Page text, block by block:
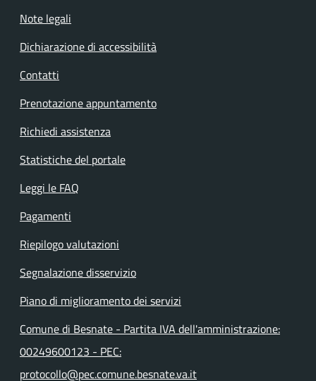
Note legali
Dichiarazione di accessibilità
Contatti
Prenotazione appuntamento
Richiedi assistenza
Statistiche del portale
Leggi le FAQ
Pagamenti
Riepilogo valutazioni
Segnalazione disservizio
Piano di miglioramento dei servizi
Comune di Besnate - Partita IVA dell'amministrazione:
00249600123 - PEC:
protocollo@pec.comune.besnate.va.it